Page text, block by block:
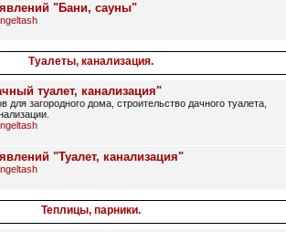
"Бани, сауны"
Туалеты, канализация.
туалет, канализация"
для загородного дома, строительство дачного туалета,
"Туалет, канализация"
Теплицы, парники.